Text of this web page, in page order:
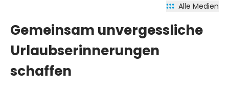
Alle Medien
Gemeinsam unvergessliche
Urlaubserinnerungen
schaffen